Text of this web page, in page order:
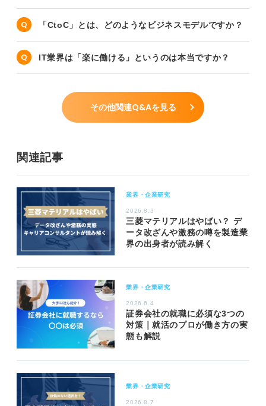
「CtoC」とは、どのようなビジネスモデルですか？
IT業界は「楽に働ける」というのは本当ですか？
その他関連Q&Aを見る
関連記事
業界・企業研究
2026.8.3
三菱マテリアルはやばい？ デ
ータ改ざんや激務の噂を製造業
界の出身者が読み解く
業界・企業研究
2026.6.4
証券会社の就職に必須な3つの
対策｜就活のプロが働き方の実
態も解説
業界・企業研究
2026.8.7